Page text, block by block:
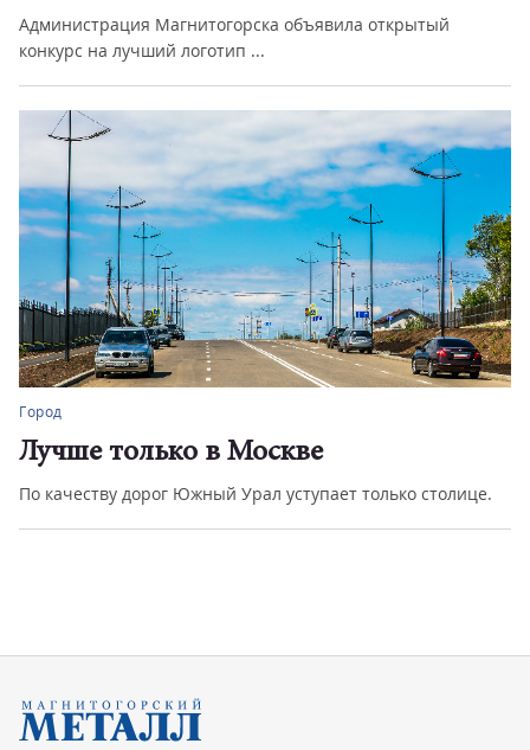
Администрация Магнитогорска объявила открытый
конкурс на лучший логотип ...
Город
Лучше только в Москве
По качеству дорог Южный Урал уступает только столице.